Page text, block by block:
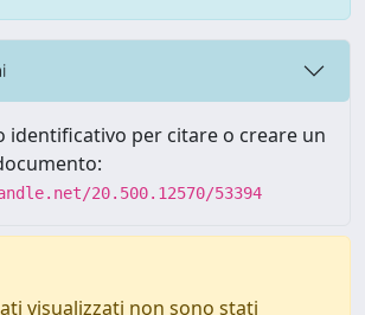
identificativo per citare o creare un
20.500.12570/53394
visualizzati non sono stati